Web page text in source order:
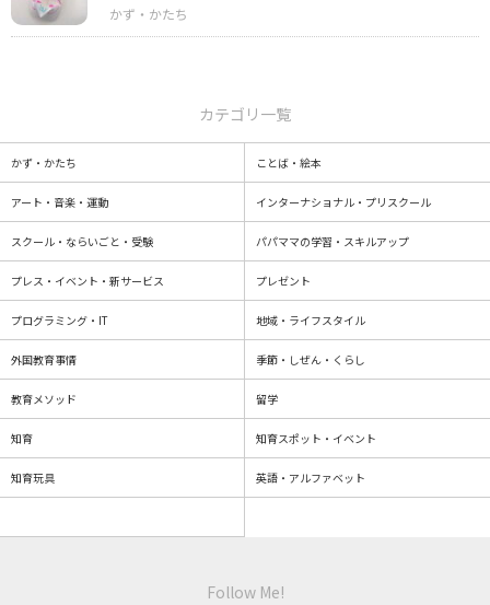
カテゴリ一覧
かず・かたち ことば・絵本
アート・音楽・運動 インターナショナル・プリスクール
スクール・ならいごと・受験 パパママの学習・スキルアップ
プレス・イベント・新サービス プレゼント
プログラミング・IT 地域・ライフスタイル
外国教育事情 季節・しぜん・くらし
教育メソッド 留学
知育 知育スポット・イベント
知育玩具 英語・アルファベット
Follow Me!